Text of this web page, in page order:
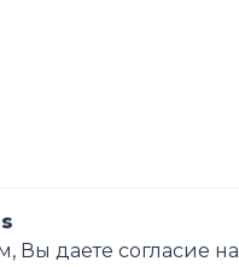
Вы даете согласие на